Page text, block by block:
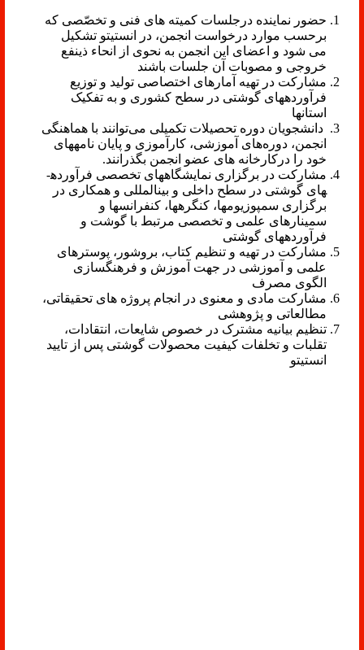
حضور نماینده درجلسات کمیته های فنی و تخصّصی که
برحسب موارد درخواست انجمن، در انستیتو تشکیل
می شود و اعضای این انجمن به نحوی از انحاء ذینفع
خروجی و مصوبات آن جلسات باشند
مشارکت در تهیه آمارهای اختصاصی تولید و توزیع
فرآورده­های گوشتی در سطح کشوری و به تفکیک
استانها
دانشجویان دوره تحصیلات تکمیلی می‌توانند با هماهنگی
انجمن، دوره‌های آموزشی، کارآموزی و پایان نامه­های
خود را درکارخانه های عضو انجمن بگذرانند.
مشارکت در برگزاری نمایشگاه­های تخصصی فرآورده­
های گوشتی در سطح داخلی و بین­المللی و همکاری در
برگزاری سمپوزیوم­ها، کنگره­ها، کنفرانسها و
سمینارهای علمی و تخصصی مرتبط با گوشت و
فرآورده­های گوشتی
مشارکت در تهیه و تنظیم کتاب، بروشور، پوسترهای
علمی و آموزشی در جهت آموزش و فرهنگ­سازی
الگوی مصرف
مشارکت مادی و معنوی در انجام پروژه های تحقیقاتی،
مطالعاتی و پژوهشی
تنظیم بیانیه مشترک در خصوص شایعات، انتقادات،
تقلبات و تخلفات کیفیت محصولات گوشتی پس از تایید
انستیتو